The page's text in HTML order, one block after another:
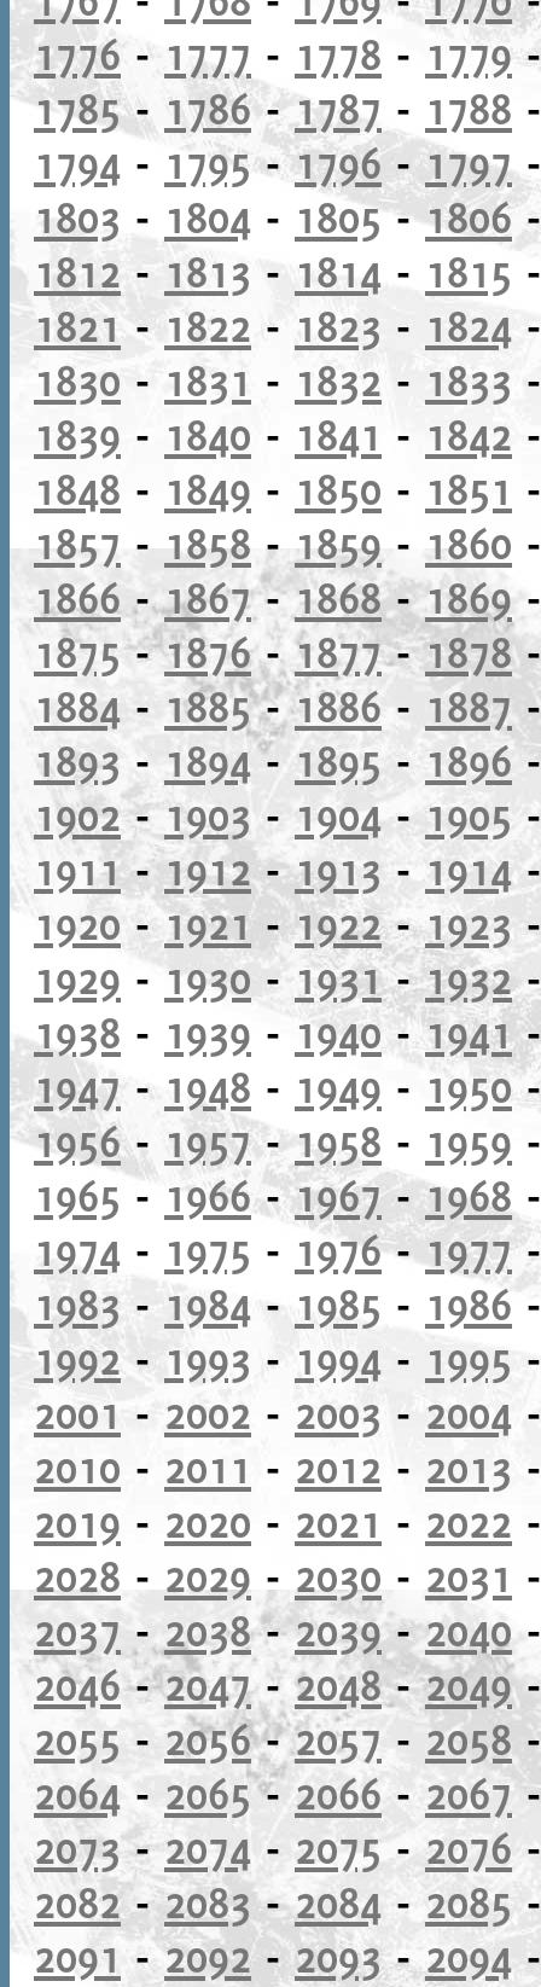
1776- 1777 - 1778 - 1779
1785- 1786-1787 - 1788
1794 - 1795-1796- 1797
1803 - 1804 - 1805-1806
1812 - 1813 - 1814 - 1815
1821- 1822 - 1823 - 1824
1830 - 1831 - 1832 - 1833
1839 - 1840 - 1841 - 1842
1848 - 1849 - 1850 - 1851
1857 - 1858 - 1859 - 1860
1866-1867-1868-1869
1875-1876-1877-1878
1884 - 1885-1886 - 1887
1893 - 1894- 1895-1896
1902-1903 - 1904-1905
1911-1912-1913 -1914
1920 -1921-1922-1923
1929 -1930-1931-1932
1938 - 1939 - 1940-1941
1947- 1948 - 1949 - 1950
1956- 1957-1958 - 1959
1965 - 1966-1967-1968
1974 - 1975 - 1976-1977
1983 -1984 - 1985 - 1986
1992- 1993 - 1994 - 1995
2001 - 2002 - 2003 - 2004
2010 - 2011 - 2012 - 2013
2019 - 2020 - 2021 - 2022
2028 - 2029 - 2030 - 2031
2037 - 2038-2039-2040
2046-2047- 2048-2049
2055 - 2056-2057 - 2058
2064 - 2065-2066-2067
2073-2074 - 2075-2076
2082-2083-2084-2085
2091 -2092-2093-2094